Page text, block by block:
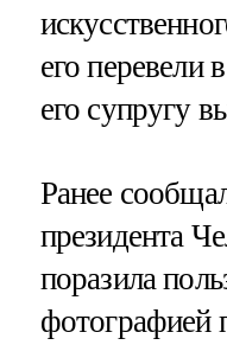
его перевели
его супругу
Ранее
президента
поразила
фотографией